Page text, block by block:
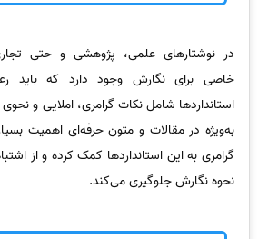
در نوشتارهای علمی، پژوهشی و حتی
خاصی برای نگارش وجود دارد که باید
استانداردها شامل نکات گرامری، املایی و
به‌ویژه در مقالات و متون حرفه‌ای اهمیت
گرامری به این استانداردها کمک کرده و از
نحوه نگارش جلوگیری می‌کند.